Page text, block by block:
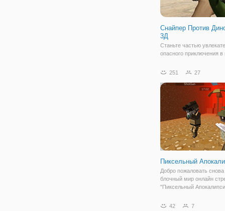
Снайпер Против
3Д
Станьте частью
опасного приключения в
Динозавров 3Д". Как
мире, где еще не
динозавры. Но вы
задание
251 27
Пиксельный
Добро пожаловать снова
блочный мир онлайн
"Пиксельный
у вас больше
42 7